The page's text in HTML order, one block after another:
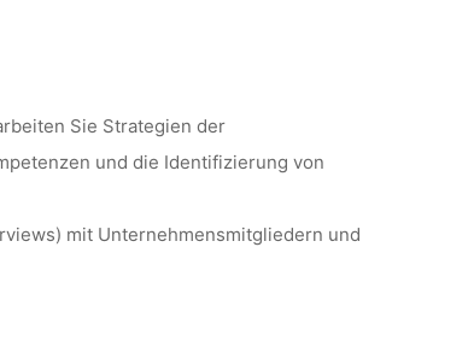
Sie Strategien der
und die Identifizierung von
mit Unternehmensmitgliedern und